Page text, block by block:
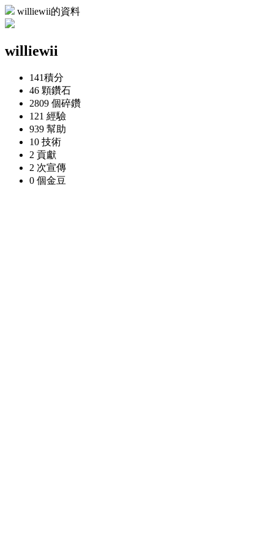
williewii的資料
williewii
141積分
46 顆鑽石
2809 個碎鑽
121 經驗
939 幫助
10 技術
2 貢獻
2 次宣傳
0 個金豆